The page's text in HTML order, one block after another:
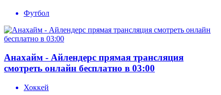
Футбол
Анахайм - Айлендерс прямая трансляция
смотреть онлайн бесплатно в 03:00
Хоккей